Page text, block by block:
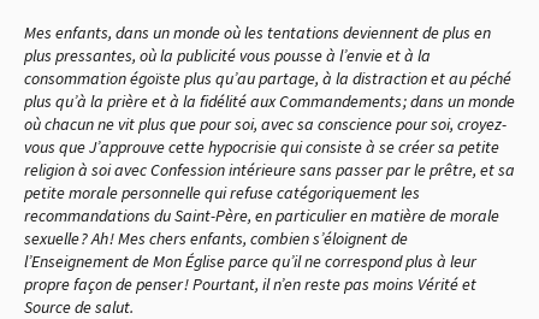
Mes enfants, dans un monde où les tentations deviennent de plus en
plus pressantes, où la publicité vous pousse à l’envie et à la
consommation égoïste plus qu’au partage, à la distraction et au péché
plus qu’à la prière et à la fidélité aux Commandements ; dans un monde
où chacun ne vit plus que pour soi, avec sa conscience pour soi, croyez-
vous que J’approuve cette hypocrisie qui consiste à se créer sa petite
religion à soi avec Confession intérieure sans passer par le prêtre, et sa
petite morale personnelle qui refuse catégoriquement les
recommandations du Saint-Père, en particulier en matière de morale
sexuelle ? Ah ! Mes chers enfants, combien s’éloignent de
l’Enseignement de Mon Église parce qu’il ne correspond plus à leur
propre façon de penser ! Pourtant, il n’en reste pas moins Vérité et
Source de salut.